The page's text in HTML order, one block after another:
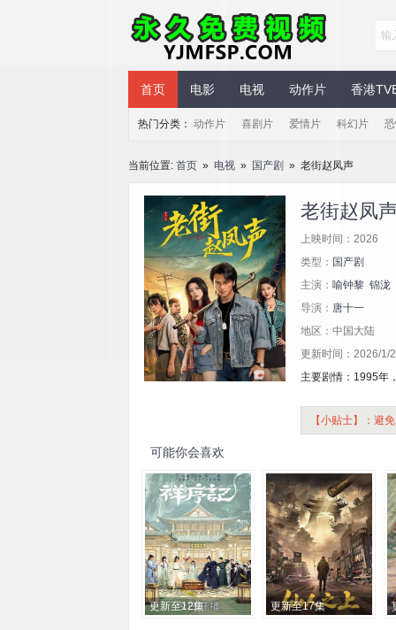
永久免费视频
首页 电影 电视 动作片 香港
热门分类： 动作片 喜剧片 爱情片 科幻片
当前位置: 首页 » 电视 » 国产剧 » 老街赵凤声
老街赵凤
上映时间：2026
类型： 国产剧
主演： 喻钟黎 锦泷
导演： 唐十一
地区：中国大陆
更新时间：2026/1/
主要剧情：1995年
【小贴士】：避
可能你会喜欢
更新至12集 更新至17集